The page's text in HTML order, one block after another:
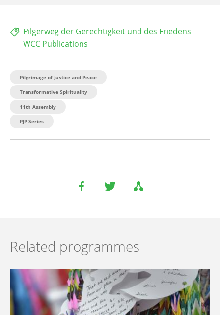
Pilgerweg der Gerechtigkeit und des Friedens
WCC Publications
Pilgrimage of Justice and Peace
Transformative Spirituality
11th Assembly
PJP Series
Related programmes